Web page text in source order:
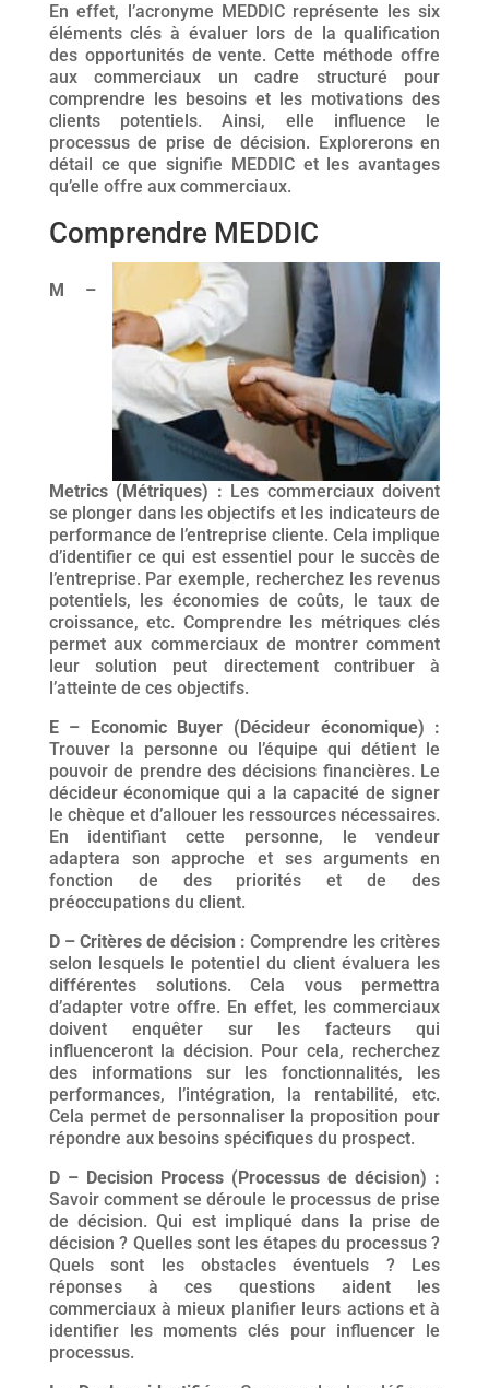
En effet, l’acronyme MEDDIC représente les six
éléments clés à évaluer lors de la qualification
des opportunités de vente. Cette méthode offre
aux commerciaux un cadre structuré pour
comprendre les besoins et les motivations des
clients potentiels. Ainsi, elle influence le
processus de prise de décision. Explorerons en
détail ce que signifie MEDDIC et les avantages
qu’elle offre aux commerciaux.
Comprendre MEDDIC
M –
Metrics (Métriques) : Les commerciaux doivent
se plonger dans les objectifs et les indicateurs de
performance de l’entreprise cliente. Cela implique
d’identifier ce qui est essentiel pour le succès de
l’entreprise. Par exemple, recherchez les revenus
potentiels, les économies de coûts, le taux de
croissance, etc. Comprendre les métriques clés
permet aux commerciaux de montrer comment
leur solution peut directement contribuer à
l’atteinte de ces objectifs.
E – Economic Buyer (Décideur économique) :
Trouver la personne ou l’équipe qui détient le
pouvoir de prendre des décisions financières. Le
décideur économique qui a la capacité de signer
le chèque et d’allouer les ressources nécessaires.
En identifiant cette personne, le vendeur
adaptera son approche et ses arguments en
fonction de des priorités et de des
préoccupations du client.
D – Critères de décision : Comprendre les critères
selon lesquels le potentiel du client évaluera les
différentes solutions. Cela vous permettra
d’adapter votre offre. En effet, les commerciaux
doivent enquêter sur les facteurs qui
influenceront la décision. Pour cela, recherchez
des informations sur les fonctionnalités, les
performances, l’intégration, la rentabilité, etc.
Cela permet de personnaliser la proposition pour
répondre aux besoins spécifiques du prospect.
D – Decision Process (Processus de décision) :
Savoir comment se déroule le processus de prise
de décision. Qui est impliqué dans la prise de
décision ? Quelles sont les étapes du processus ?
Quels sont les obstacles éventuels ? Les
réponses à ces questions aident les
commerciaux à mieux planifier leurs actions et à
identifier les moments clés pour influencer le
processus.